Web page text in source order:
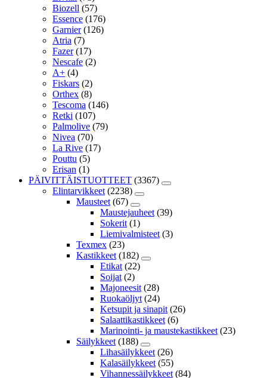
Biozell (57)
Essence (176)
Garnier (126)
Atria (7)
Fazer (17)
Nescafe (2)
A+ (4)
Fiskars (2)
Orthex (8)
Tescoma (146)
Retki (107)
Palmolive (79)
Nivea (70)
La Rive (17)
Pouttu (5)
Erisan (1)
PÄIVITTÄISTUOTTEET (3367)
Elintarvikkeet (2238)
Mausteet (67)
Maustejauheet (39)
Sokerit (1)
Liemivalmisteet (3)
Texmex (23)
Kastikkeet (182)
Etikat (22)
Soijat (2)
Majoneesit (28)
Ruokaöljyt (24)
Ketsupit ja sinapit (26)
Salaattikastikkeet (6)
Marinointi- ja maustekastikkeet (23)
Säilykkeet (188)
Lihasäilykkeet (26)
Kalasäilykkeet (55)
Vihannessäilykkeet (84)